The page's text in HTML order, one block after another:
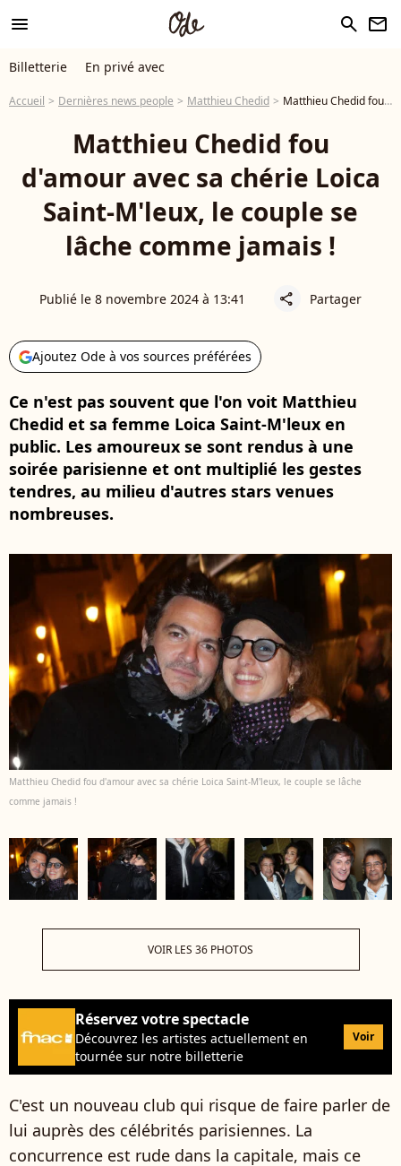
menu search newsletter
Billetterie En privé avec
Accueil Dernières news people Matthieu Chedid Matthieu Chedid fou d'amour avec sa chérie Loica Saint-M'leux, le couple se lâche comme jamais !
Matthieu Chedid fou
d'amour avec sa chérie Loica
Saint-M'leux, le couple se
lâche comme jamais !
Publié le 8 novembre 2024 à 13:41 share Partager
Ajoutez Ode à vos sources préférées
Ce n'est pas souvent que l'on voit Matthieu
Chedid et sa femme Loica Saint-M'leux en
public. Les amoureux se sont rendus à une
soirée parisienne et ont multiplié les gestes
tendres, au milieu d'autres stars venues
nombreuses.
Matthieu Chedid fou d'amour avec sa chérie Loica Saint-M'leux, le couple se lâche
comme jamais !
VOIR LES 36 PHOTOS
Réservez votre spectacle
Découvrez les artistes actuellement en
tournée sur notre billetterie
Voir
C'est un nouveau club qui risque de faire parler de
lui auprès des célébrités parisiennes. La
concurrence est rude dans la capitale, mais ce